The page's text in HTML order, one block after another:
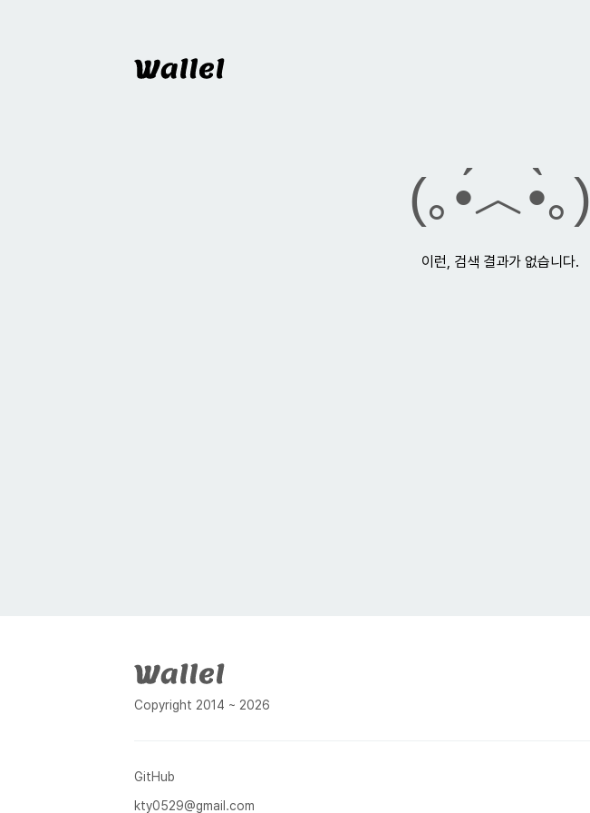
Wallel
(｡•́︿•̀｡)
이런, 검색 결과가 없습니다.
Copyright 2014 ~ 2026
GitHub
kty0529@gmail.com